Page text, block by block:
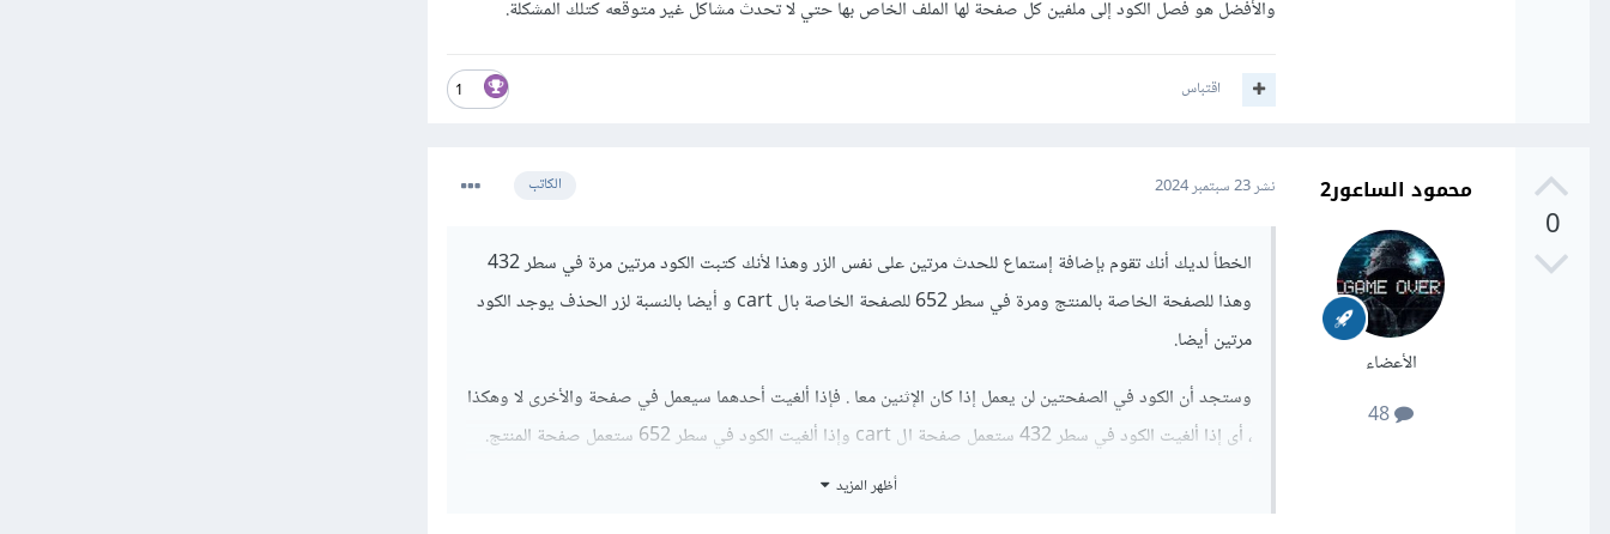
والأفضل هو فصل الكود إلى ملفين كل صفحة لها الملف الخاص بها حتي لا تحدث مشاكل غير متوقعه كتلك المشكلة.
1 اقتباس
0
محمود الساعور2
الأعضاء
الكاتب نشر23 سبتمبر 2024
الخطأ لديك أنك تقوم بإضافة إستماع للحدث مرتين على نفس الزر وهذا لأنك كتبت الكود مرتين مرة في سطر 432
وهذا للصفحة الخاصة بالمنتج ومرة في سطر 652 للصفحة الخاصة بال cart و أيضا بالنسبة لزر الحذف يوجد الكود
مرتين أيضا.
وستجد أن الكود في الصفحتين لن يعمل إذا كان الإثنين معا . فإذا ألغيت أحدهما سيعمل في صفحة والأخرى لا وهكذا
، أى إذا ألغيت الكود في سطر 432 ستعمل صفحة ال cart وإذا ألغيت الكود في سطر 652 ستعمل صفحة المنتج.
أظهر المزيد